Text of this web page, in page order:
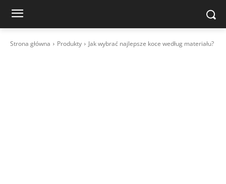
Strona główna Produkty Jak wybrać najlepsze koce według materiału?